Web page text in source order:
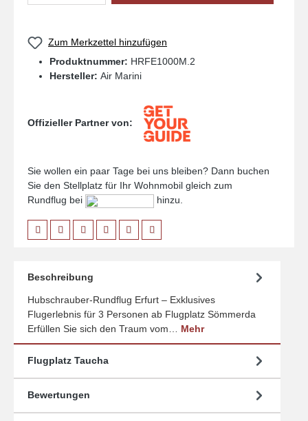
Zum Merkzettel hinzufügen
Produktnummer: HRFE1000M.2
Hersteller: Air Marini
Offizieller Partner von:
Sie wollen ein paar Tage bei uns bleiben? Dann buchen
Sie den Stellplatz für Ihr Wohnmobil gleich zum
Rundflug bei
hinzu.
Beschreibung
Hubschrauber-Rundflug Erfurt – Exklusives
Flugerlebnis für 3 Personen ab Flugplatz Sömmerda
Erfüllen Sie sich den Traum vom… Mehr
Flugplatz Taucha
Bewertungen